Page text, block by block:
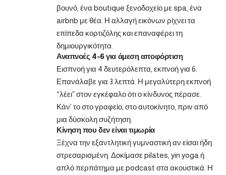
βουνό, ένα boutique ξενοδοχείο με spa, ένα
airbnb με θέα. Η αλλαγή εικόνων ρίχνει τα
επίπεδα κορτιζόλης και επαναφέρει τη
δημιουργικότητα.
Αναπνοές 4-6 για άμεση αποφόρτιση
Εισπνοή για 4 δευτερόλεπτα, εκπνοή για 6.
Επανάλαβε για 3 λεπτά. Η μεγαλύτερη εκπνοή
“λέει” στον εγκέφαλο ότι ο κίνδυνος πέρασε.
Κάν’ το στο γραφείο, στο αυτοκίνητο, πριν από
μια δύσκολη συζήτηση.
Κίνηση που δεν είναι τιμωρία
Ξέχνα την εξαντλητική γυμναστική αν είσαι ήδη
στρεσαρισμένη. Δοκίμασε pilates, yin yoga ή
απλό περπάτημα με podcast στα ακουστικά. Η